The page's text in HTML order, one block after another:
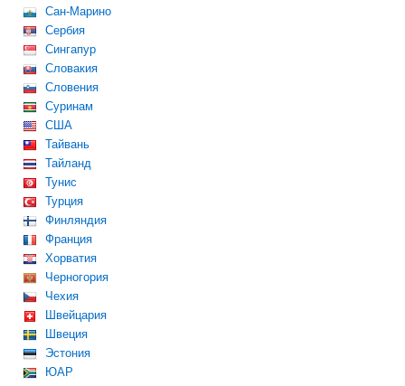
Сан-Марино
Сербия
Сингапур
Словакия
Словения
Суринам
США
Тайвань
Тайланд
Тунис
Турция
Финляндия
Франция
Хорватия
Черногория
Чехия
Швейцария
Швеция
Эстония
ЮАР